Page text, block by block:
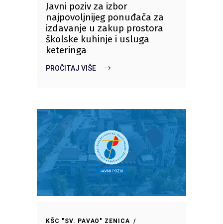
Javni poziv za izbor
najpovoljnijeg ponuđača za
izdavanje u zakup prostora
školske kuhinje i usluga
keteringa
PROČITAJ VIŠE
KŠC "SV. PAVAO" ZENICA